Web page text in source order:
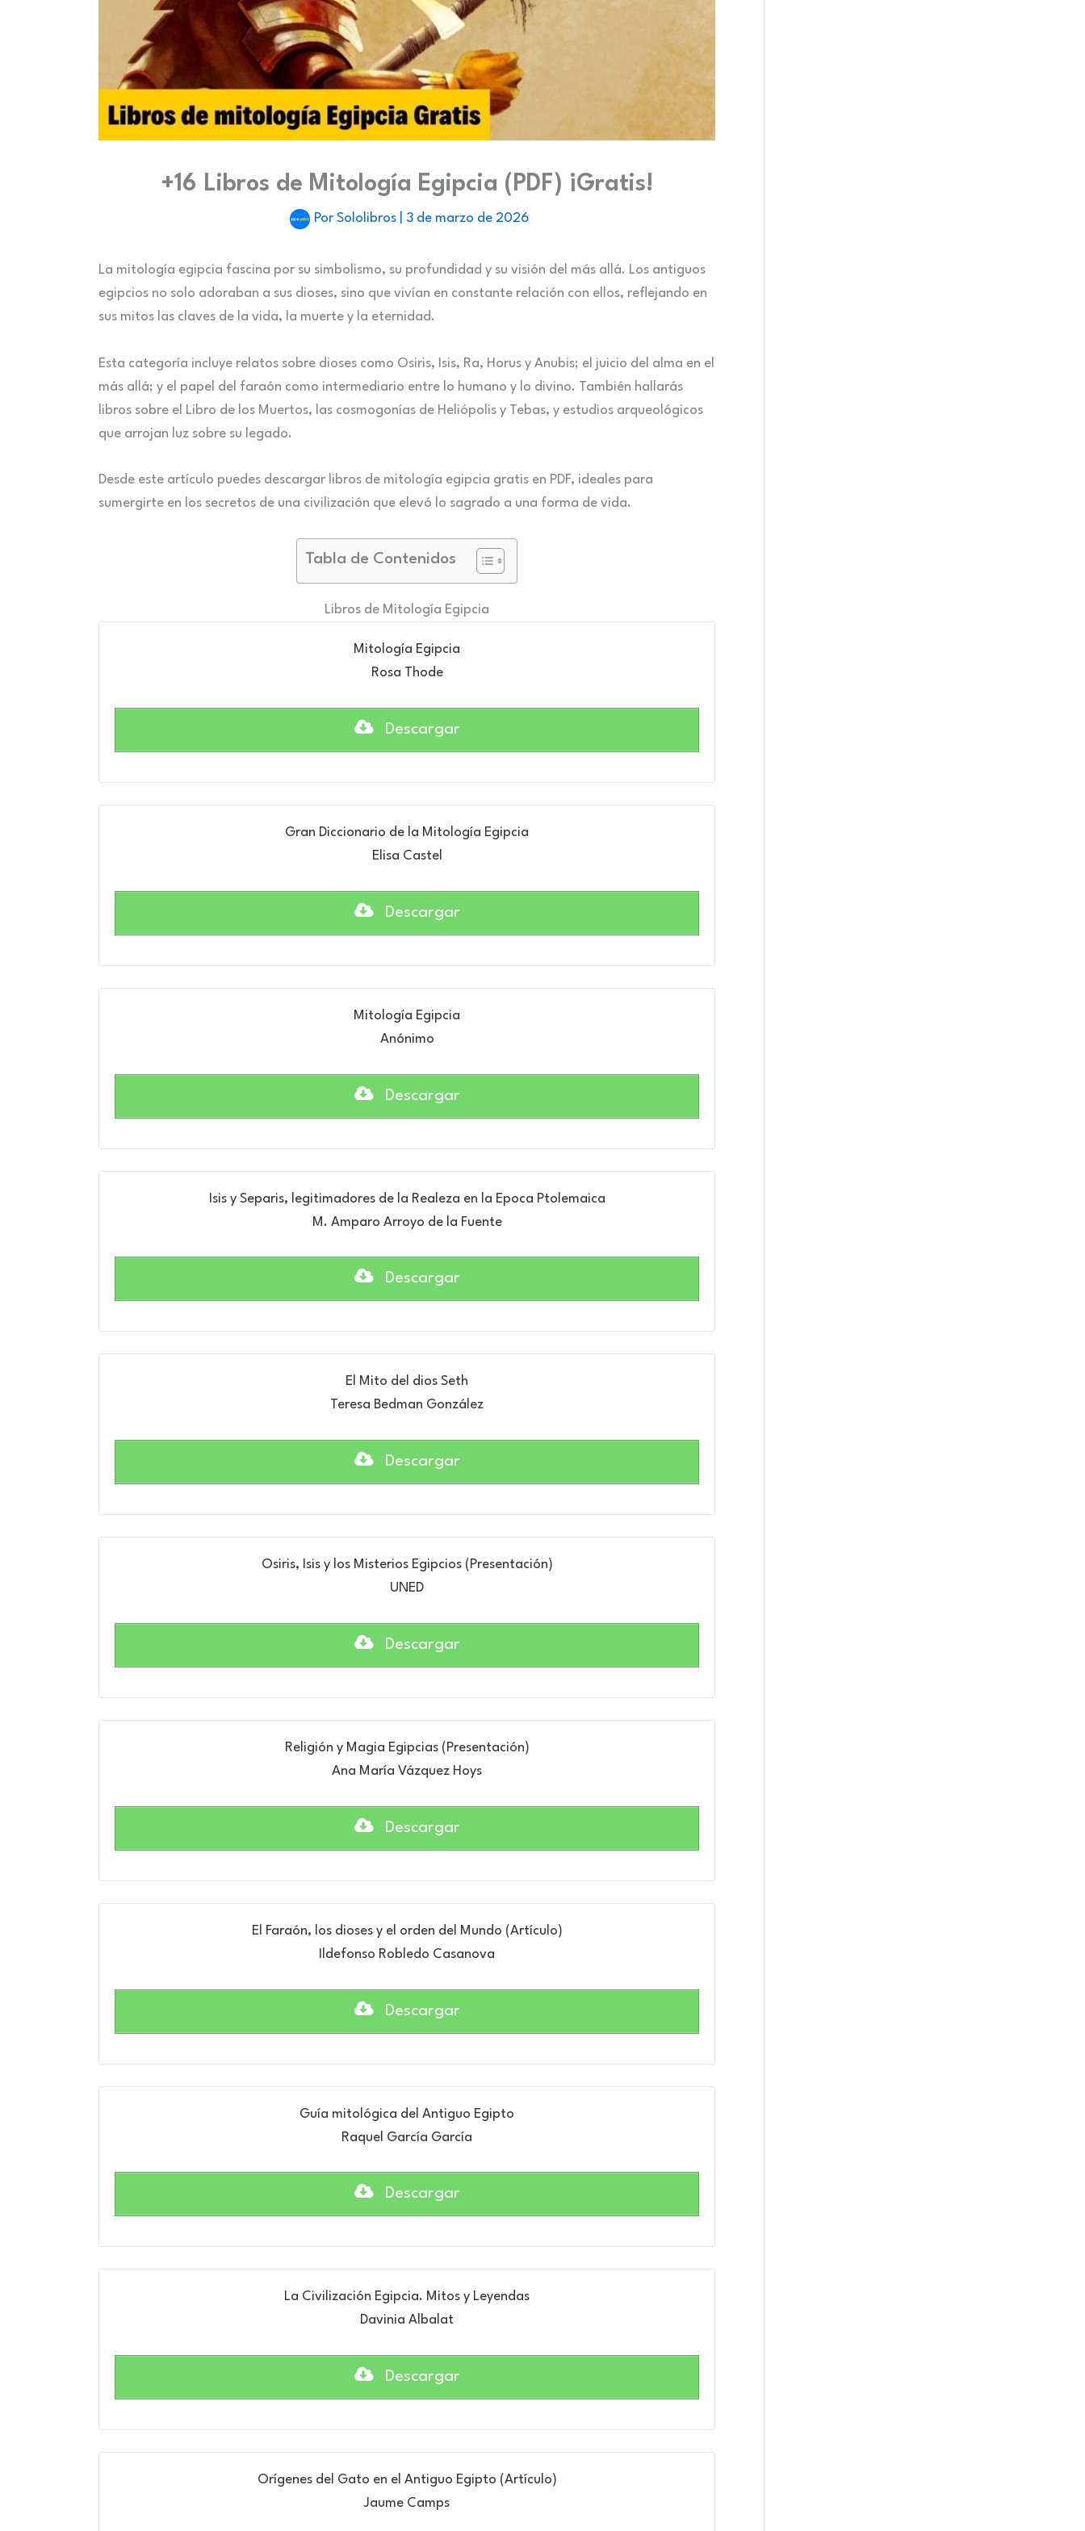
+16 Libros de Mitología Egipcia (PDF) ¡Gratis!
Por Sololibros 3 de marzo de 2026
La mitología egipcia fascina por su simbolismo, su profundidad y su visión del más allá. Los antiguos
egipcios no solo adoraban a sus dioses, sino que vivían en constante relación con ellos, reflejando en
sus mitos las claves de la vida, la muerte y la eternidad.
Esta categoría incluye relatos sobre dioses como Osiris, Isis, Ra, Horus y Anubis; el juicio del alma en el
más allá; y el papel del faraón como intermediario entre lo humano y lo divino. También hallarás
libros sobre el Libro de los Muertos, las cosmogonías de Heliópolis y Tebas, y estudios arqueológicos
que arrojan luz sobre su legado.
Desde este artículo puedes descargar libros de mitología egipcia gratis en PDF, ideales para
sumergirte en los secretos de una civilización que elevó lo sagrado a una forma de vida.
Tabla de Contenidos
Libros de Mitología Egipcia
Mitología Egipcia
Rosa Thode
Descargar
Gran Diccionario de la Mitología Egipcia
Elisa Castel
Descargar
Mitología Egipcia
Anónimo
Descargar
Isis y Separis, legitimadores de la Realeza en la Epoca Ptolemaica
M. Amparo Arroyo de la Fuente
Descargar
El Mito del dios Seth
Teresa Bedman González
Descargar
Osiris, Isis y los Misterios Egipcios (Presentación)
UNED
Descargar
Religión y Magia Egipcias (Presentación)
Ana María Vázquez Hoys
Descargar
El Faraón, los dioses y el orden del Mundo (Artículo)
Ildefonso Robledo Casanova
Descargar
Guía mitológica del Antiguo Egipto
Raquel García García
Descargar
La Civilización Egipcia. Mitos y Leyendas
Davinia Albalat
Descargar
Orígenes del Gato en el Antiguo Egipto (Artículo)
Jaume Camps